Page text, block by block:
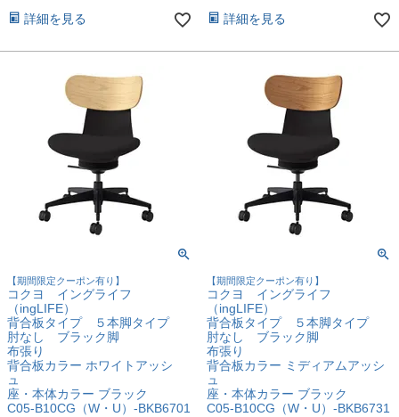
詳細を見る 詳細を見る
【期間限定クーポン有り】
コクヨ イングライフ
（ingLIFE）
背合板タイプ ５本脚タイプ
肘なし ブラック脚
布張り
背合板カラー ホワイトアッシ
ュ
座・本体カラー ブラック
C05-B10CG（W・U）-BKB6701
【期間限定クーポン有り】
コクヨ イングライフ
（ingLIFE）
背合板タイプ ５本脚タイプ
肘なし ブラック脚
布張り
背合板カラー ミディアムアッシ
ュ
座・本体カラー ブラック
C05-B10CG（W・U）-BKB6731